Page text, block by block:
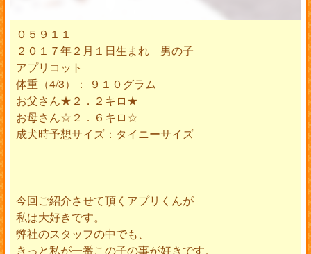
０５９１１
２０１７年２月１日生まれ 男の子
アプリコット
体重（4/3）： ９１０グラム
お父さん★２．２キロ★
お母さん☆２．６キロ☆
成犬時予想サイズ：タイニーサイズ
今回ご紹介させて頂くアプリくんが
私は大好きです。
弊社のスタッフの中でも、
きっと私が一番この子の事が好きです。